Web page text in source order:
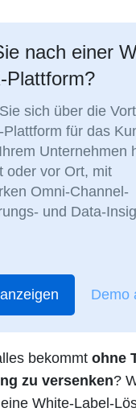
nach einer
Plattform?
sich über die
für das
Unternehmen
oder vor Ort, mit
Omni-Channel-
und Data-
Demo
bekommt ohne
zu versenken?
White-Label-